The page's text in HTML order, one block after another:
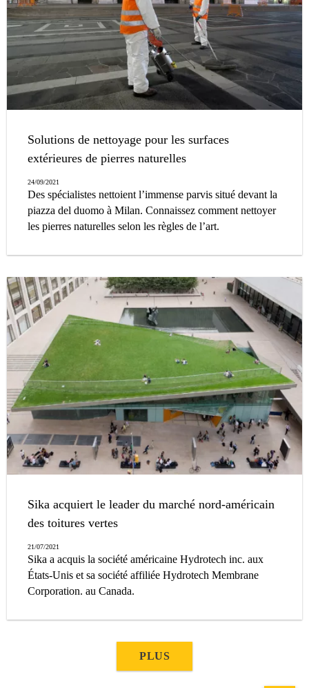
Solutions de nettoyage pour les surfaces
extérieures de pierres naturelles
24/09/2021
Des spécialistes nettoient l’immense parvis situé devant la
piazza del duomo à Milan. Connaissez comment nettoyer
les pierres naturelles selon les règles de l’art.
Sika acquiert le leader du marché nord-américain
des toitures vertes
21/07/2021
Sika a acquis la société américaine Hydrotech inc. aux
États-Unis et sa société affiliée Hydrotech Membrane
Corporation. au Canada.
PLUS